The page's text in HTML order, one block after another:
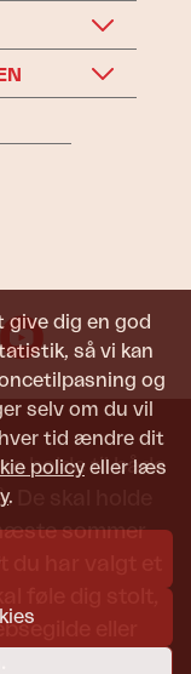
give dig en god
så vi kan
og
selv om du vil
tid ændre dit
policy eller læs
.
holde til både
De skal holde
sommer
du har valgt et
eller